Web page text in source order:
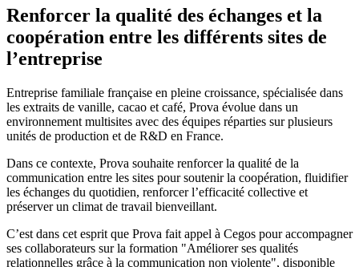
Renforcer la qualité des échanges et la
coopération entre les différents sites de
l’entreprise
Entreprise familiale française en pleine croissance, spécialisée dans
les extraits de vanille, cacao et café, Prova évolue dans un
environnement multisites avec des équipes réparties sur plusieurs
unités de production et de R&D en France.
Dans ce contexte, Prova souhaite renforcer la qualité de la
communication entre les sites pour soutenir la coopération, fluidifier
les échanges du quotidien, renforcer l’efficacité collective et
préserver un climat de travail bienveillant.
C’est dans cet esprit que Prova fait appel à Cegos pour accompagner
ses collaborateurs sur la formation "Améliorer ses qualités
relationnelles grâce à la communication non violente", disponible